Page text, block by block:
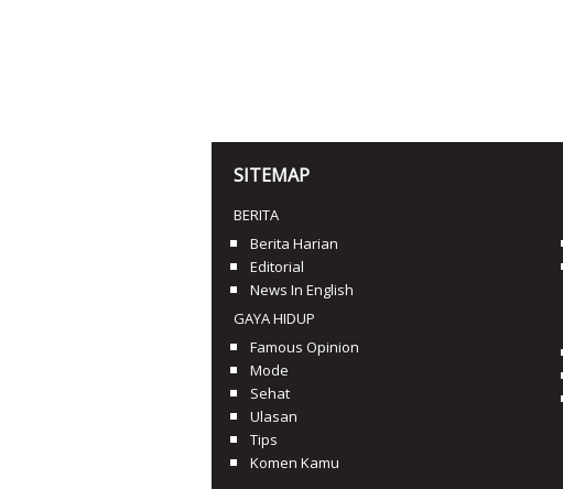
SITEMAP
BERITA
Berita Harian
Editorial
News In English
GAYA HIDUP
Famous Opinion
Mode
Sehat
Ulasan
Tips
Komen Kamu